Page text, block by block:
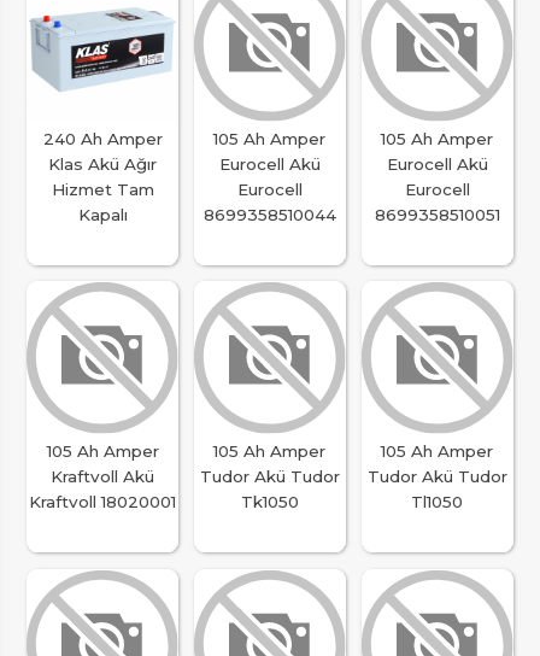
240 Ah Amper
Klas Akü Ağır
Hizmet Tam
Kapalı
105 Ah Amper
Eurocell Akü
Eurocell
8699358510044
105 Ah Amper
Eurocell Akü
Eurocell
8699358510051
105 Ah Amper
Kraftvoll Akü
Kraftvoll 18020001
105 Ah Amper
Tudor Akü Tudor
Tk1050
105 Ah Amper
Tudor Akü Tudor
Tl1050